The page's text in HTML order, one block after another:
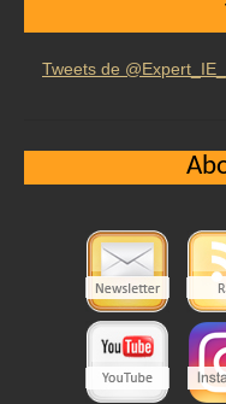
Tweets de @Expert_IE_